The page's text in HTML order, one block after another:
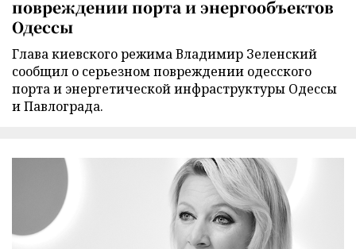
повреждении порта и энергообъектов
Одессы
Глава киевского режима Владимир Зеленский
сообщил о серьезном повреждении одесского
порта и энергетической инфраструктуры Одессы
и Павлограда.